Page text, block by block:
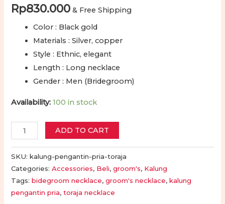
Rp830.000 & Free Shipping
Color : Black gold
Materials : Silver, copper
Style : Ethnic, elegant
Length : Long necklace
Gender : Men (Bridegroom)
Availability: 100 in stock
Kalung
Tradisional
Toraja
untuk
Pengantin
Pria
ADD TO CART
SKU:kalung-pengantin-pria-toraja
Categories:Accessories, Beli,groom's, Kalung
Tags:bidegroom necklace,groom's necklace,kalung
pengantin pria,toraja necklace